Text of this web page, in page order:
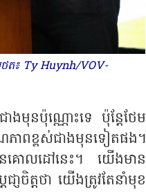
ថត៖ Ty Huynh/VOV-
ងមុនប៉ុណ្ណោះទេ ប៉ុន្តែថែម
ាពខ្ពស់ជាងមុនទៀតផង។
នគោលដៅនេះ។ យើងមាន
ញចិត្តថា យើងត្រូវតែនាំមុខ